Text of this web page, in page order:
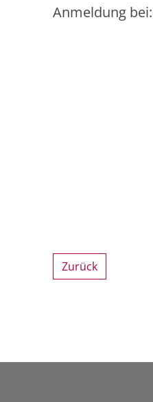
Anmeldung
Zurück